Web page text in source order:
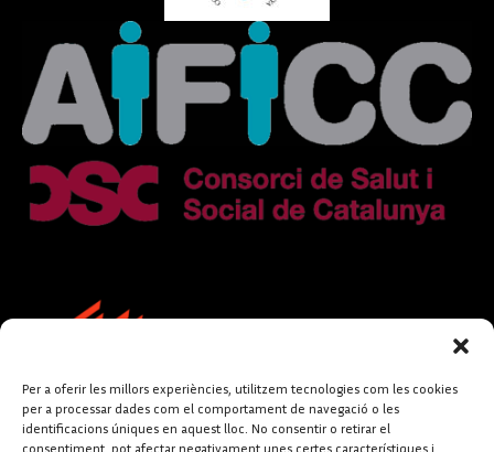
Per a oferir les millors experiències, utilitzem tecnologies com les cookies
per a processar dades com el comportament de navegació o les
identificacions úniques en aquest lloc. No consentir o retirar el
consentiment, pot afectar negativament unes certes característiques i